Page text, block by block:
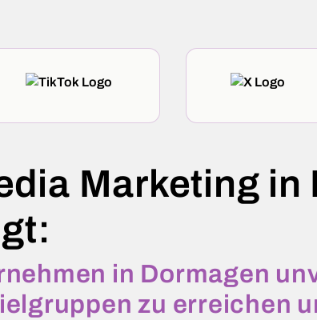
Marketing in
in Dormagen
zu erreichen